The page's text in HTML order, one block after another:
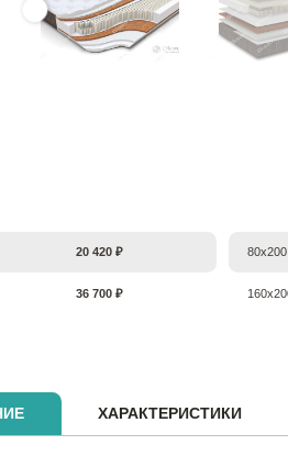
20 420 ₽
36 700 ₽
ХАРАКТЕРИСТИКИ